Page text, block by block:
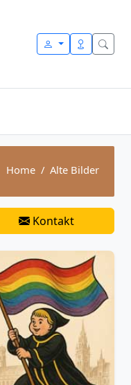
Home Alte Bilder
Kontakt